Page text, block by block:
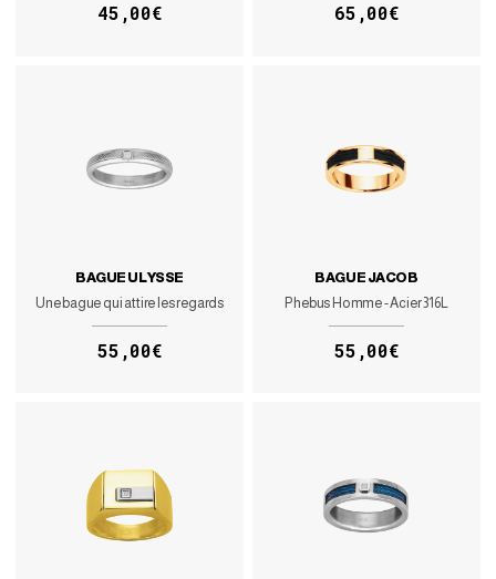
45,00€ 65,00€
BAGUE ULYSSE
Une bague qui attire les regards
55,00€
BAGUE JACOB
Phebus Homme - Acier 316L
55,00€